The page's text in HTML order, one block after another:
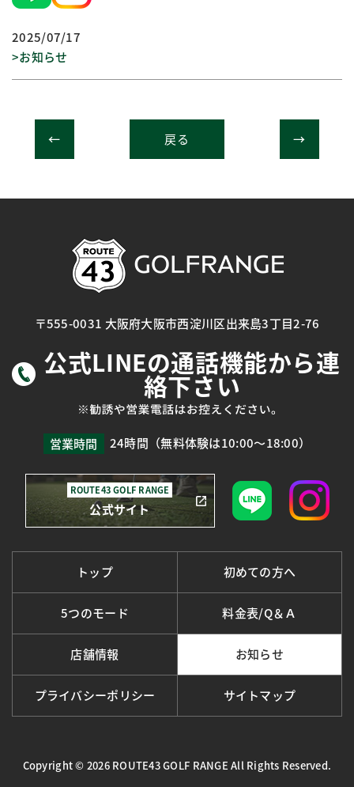
2025/07/17
>お知らせ
戻る
〒555-0031 大阪府大阪市西淀川区出来島3丁目2-76
公式LINEの通話機能から連
絡下さい
営業時間 24時間（無料体験は10:00～18:00）
ROUTE43 GOLF RANGE
公式サイト
トップ 初めての方へ
5つのモード 料金表/Q＆Ａ
店舗情報 お知らせ
プライバシーポリシー サイトマップ
Copyright © 2026 ROUTE43 GOLF RANGE All Rights Reserved.